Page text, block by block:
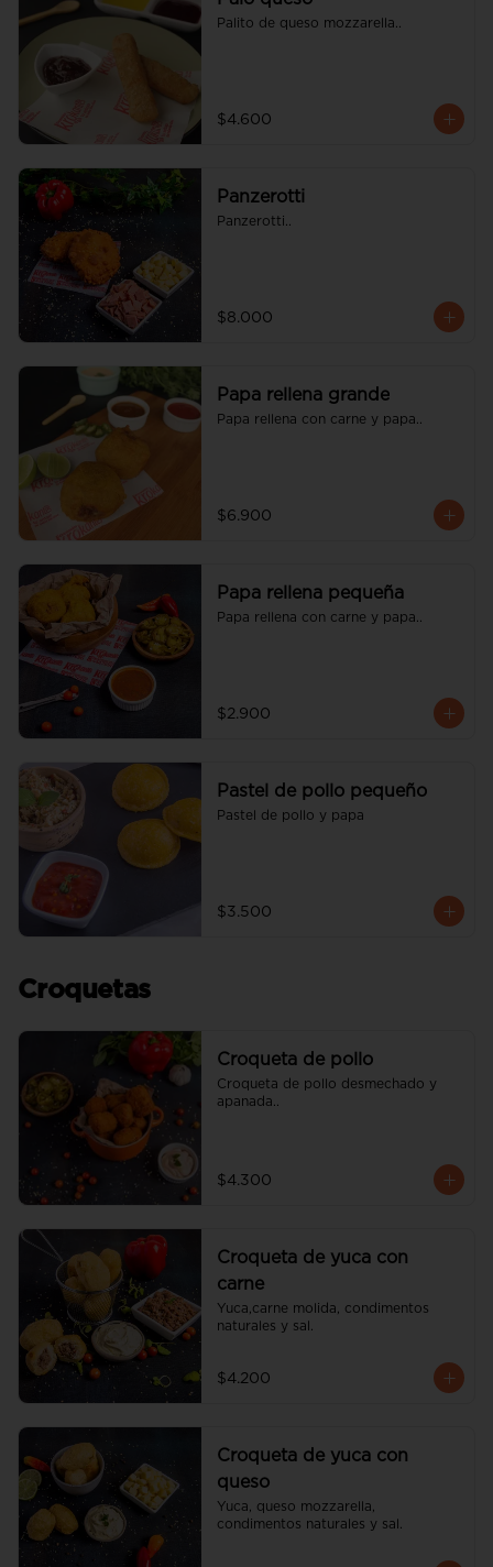
Palito de queso mozzarella..
$4.600
Panzerotti
Panzerotti..
$8.000
Papa rellena grande
Papa rellena con carne y papa..
$6.900
Papa rellena pequeña
Papa rellena con carne y papa..
$2.900
Pastel de pollo pequeño
Pastel de pollo y papa
$3.500
Croquetas
Croqueta de pollo
Croqueta de pollo desmechado y
apanada..
$4.300
Croqueta de yuca con
carne
Yuca,carne molida, condimentos
naturales y sal.
$4.200
Croqueta de yuca con
queso
Yuca, queso mozzarella,
condimentos naturales y sal.